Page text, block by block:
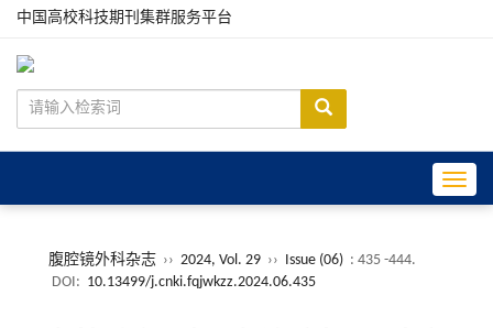
中国高校科技期刊集群服务平台
腹腔镜外科杂志 ›› 2024, Vol. 29 ›› Issue (06) : 435 -444.
DOI: 10.13499/j.cnki.fqjwkzz.2024.06.435